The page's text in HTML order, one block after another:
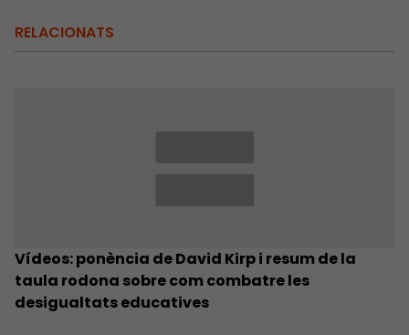
RELACIONATS
Vídeos: ponència de David Kirp i resum de la
taula rodona sobre com combatre les
desigualtats educatives